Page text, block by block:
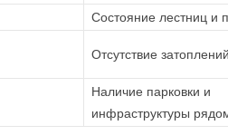
Состояние лестниц и
Отсутствие
Наличие парковки и
инфраструктуры